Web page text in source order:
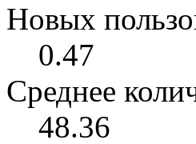
Новых
0.47
Среднее
48.36